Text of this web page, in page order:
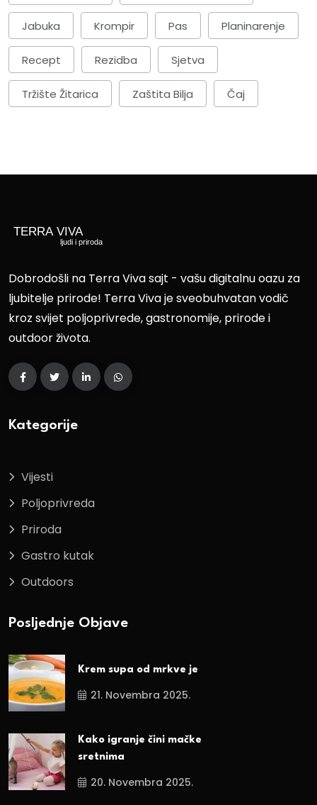
Jabuka Krompir Pas Planinarenje
Recept Rezidba Sjetva
Tržište Žitarica Zaštita Bilja Čaj
Dobrodošli na Terra Viva sajt - vašu digitalnu oazu za
ljubitelje prirode! Terra Viva je sveobuhvatan vodič
kroz svijet poljoprivrede, gastronomije, prirode i
outdoor života.
Kategorije
Vijesti
Poljoprivreda
Priroda
Gastro kutak
Outdoors
Posljednje Objave
Krem supa od mrkve je
21. Novembra 2025.
Kako igranje čini mačke
sretnima
20. Novembra 2025.